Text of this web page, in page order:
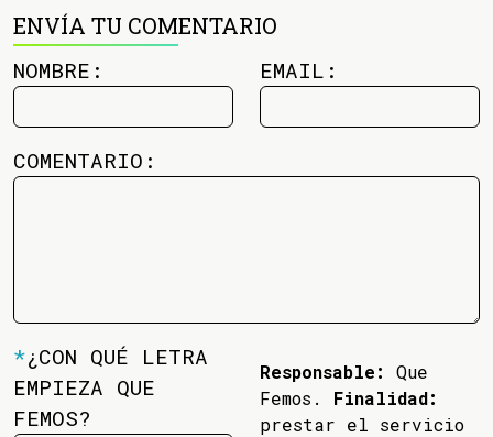
ENVÍA TU COMENTARIO
NOMBRE: EMAIL:
COMENTARIO:
*¿CON QUÉ LETRA
EMPIEZA QUE
FEMOS?
Responsable:
Que
Femos. Finalidad:
prestar el servicio